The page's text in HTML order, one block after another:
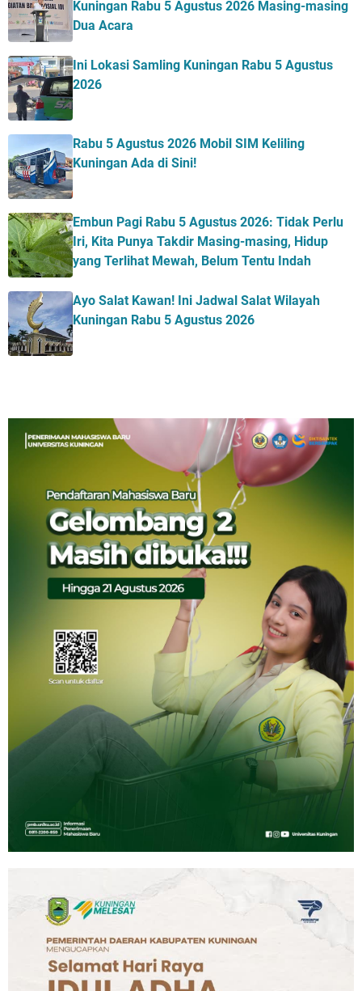
Kuningan Rabu 5 Agustus 2026 Masing-masing
Dua Acara
Ini Lokasi Samling Kuningan Rabu 5 Agustus
2026
Rabu 5 Agustus 2026 Mobil SIM Keliling
Kuningan Ada di Sini!
Embun Pagi Rabu 5 Agustus 2026: Tidak Perlu
Iri, Kita Punya Takdir Masing-masing, Hidup
yang Terlihat Mewah, Belum Tentu Indah
Ayo Salat Kawan! Ini Jadwal Salat Wilayah
Kuningan Rabu 5 Agustus 2026